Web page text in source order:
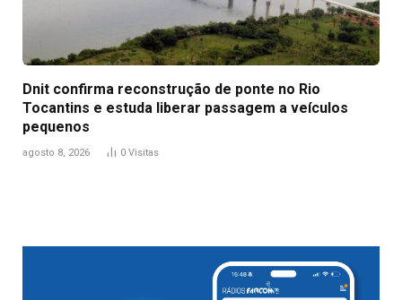
Dnit confirma reconstrução de ponte no Rio
Tocantins e estuda liberar passagem a veículos
pequenos
agosto 8, 2026 0 Visitas